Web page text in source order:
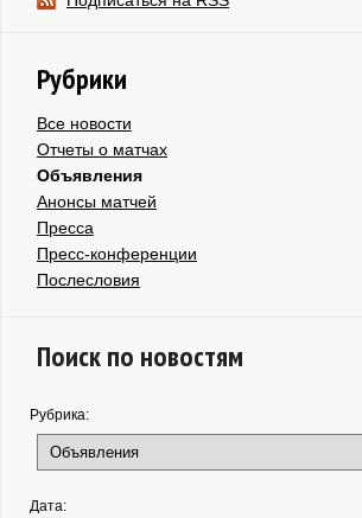
Рубрики
Все новости
Отчеты о матчах
Объявления
Анонсы матчей
Пресса
Пресс-конференции
Послесловия
Поиск по новостям
Рубрика:
Дата: